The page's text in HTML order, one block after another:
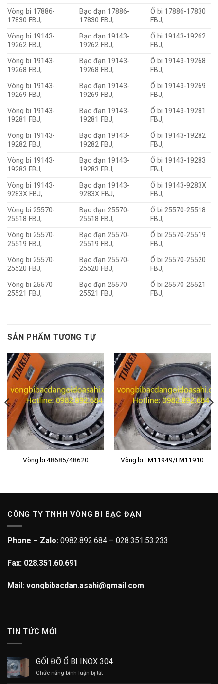
Vòng bi 17886-
17830 FBJ,
Bạc đạn 17886-
17830 FBJ,
Ổ bi 17886-17830
FBJ,
Vòng bi 19143-
19262 FBJ,
Bạc đạn 19143-
19262 FBJ,
Ổ bi 19143-19262
FBJ,
Vòng bi 19143-
19268 FBJ,
Bạc đạn 19143-
19268 FBJ,
Ổ bi 19143-19268
FBJ,
Vòng bi 19143-
19269 FBJ,
Bạc đạn 19143-
19269 FBJ,
Ổ bi 19143-19269
FBJ,
Vòng bi 19143-
19281 FBJ,
Bạc đạn 19143-
19281 FBJ,
Ổ bi 19143-19281
FBJ,
Vòng bi 19143-
19282 FBJ,
Bạc đạn 19143-
19282 FBJ,
Ổ bi 19143-19282
FBJ,
Vòng bi 19143-
19283 FBJ,
Bạc đạn 19143-
19283 FBJ,
Ổ bi 19143-19283
FBJ,
Vòng bi 19143-
9283X FBJ,
Bạc đạn 19143-
9283X FBJ,
Ổ bi 19143-9283X
FBJ,
Vòng bi 25570-
25518 FBJ,
Bạc đạn 25570-
25518 FBJ,
Ổ bi 25570-25518
FBJ,
Vòng bi 25570-
25519 FBJ,
Bạc đạn 25570-
25519 FBJ,
Ổ bi 25570-25519
FBJ,
Vòng bi 25570-
25520 FBJ,
Bạc đạn 25570-
25520 FBJ,
Ổ bi 25570-25520
FBJ,
Vòng bi 25570-
25521 FBJ,
Bạc đạn 25570-
25521 FBJ,
Ổ bi 25570-25521
FBJ,
SẢN PHẨM TƯƠNG TỰ
Vòng bi 48685/48620 Vòng bi LM11949/LM11910
CÔNG TY TNHH VÒNG BI BẠC ĐẠN
Phone – Zalo: 0982.892.684 – 028.351.53.233
Fax: 028.351.60.691
Mail: vongbibacdan.asahi@gmail.com
TIN TỨC MỚI
GỐI ĐỠ Ổ BI INOX 304
Chức năng bình luận bị tắtở